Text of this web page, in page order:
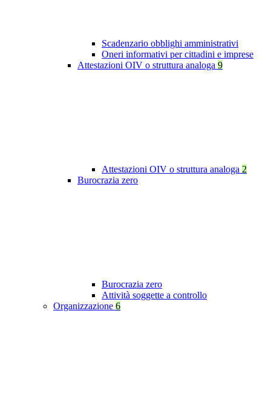
Scadenzario obblighi amministrativi
Oneri informativi per cittadini e imprese
Attestazioni OIV o struttura analoga 9
Attestazioni OIV o struttura analoga 2
Burocrazia zero
Burocrazia zero
Attività soggette a controllo
Organizzazione 6